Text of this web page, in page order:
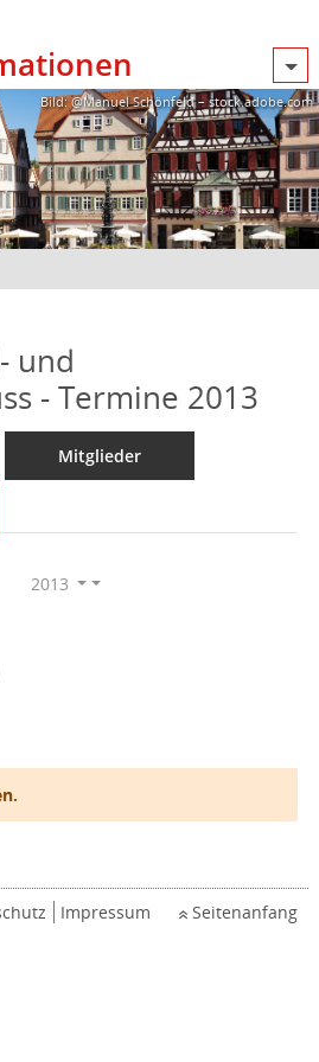
Bild: @Manuel Schönfeld – stock.adobe.com
und
- Termine 2013
Mitglieder
2013
Impressum Seitenanfang